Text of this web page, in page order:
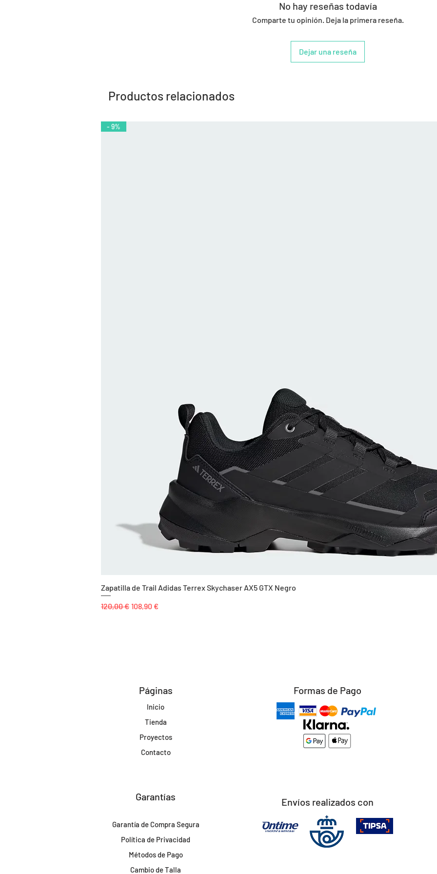
No hay reseñas todavía
Comparte tu opinión. Deja la primera reseña.
Dejar una reseña
Productos relacionados
- 9%
Zapatilla de Trail Adidas Terrex Skychaser AX5 GTX Negro
Precio
120,00 € Precio de oferta
108,90 €
Páginas
Inicio
Tienda
Proyectos
Contacto
Garantías
Garantía de Compra Segura
Política de Privacidad
Métodos de Pago
Cambio de Talla
Formas de Pago
Envíos realizados con